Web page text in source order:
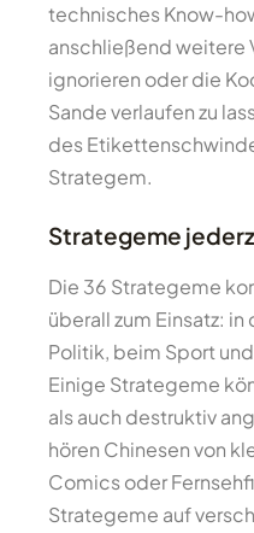
technisches Know-
anschließend weitere
ignorieren oder die
Sande verlaufen zu
des
Strategem.
Strategeme
Die 36 Strategeme
überall zum Einsatz:
Politik, beim Sport
Einige Strategeme
als auch destruktiv
hören Chinesen von
Comics oder
Strategeme auf